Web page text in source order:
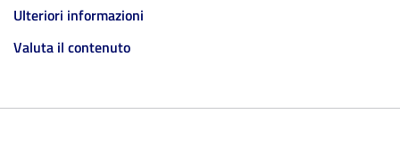
Ulteriori informazioni
Valuta il contenuto